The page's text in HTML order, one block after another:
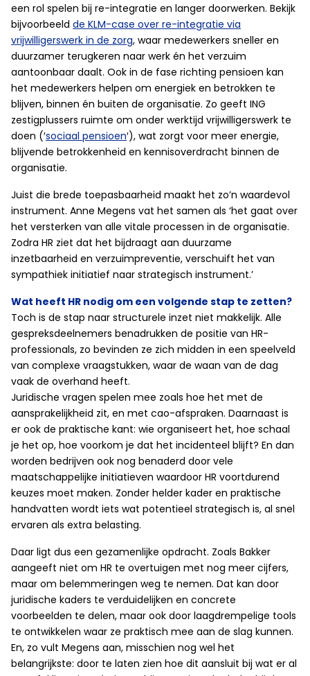
een rol spelen bij re-integratie en langer doorwerken. Bekijk
bijvoorbeeld de KLM-case over re-integratie via
vrijwilligerswerk in de zorg, waar medewerkers sneller en
duurzamer terugkeren naar werk én het verzuim
aantoonbaar daalt. Ook in de fase richting pensioen kan
het medewerkers helpen om energiek en betrokken te
blijven, binnen én buiten de organisatie. Zo geeft ING
zestigplussers ruimte om onder werktijd vrijwilligerswerk te
doen (′sociaal pensioen′), wat zorgt voor meer energie,
blijvende betrokkenheid en kennisoverdracht binnen de
organisatie.
Juist die brede toepasbaarheid maakt het zo’n waardevol
instrument. Anne Megens vat het samen als ‘het gaat over
het versterken van alle vitale processen in de organisatie.
Zodra HR ziet dat het bijdraagt aan duurzame
inzetbaarheid en verzuimpreventie, verschuift het van
sympathiek initiatief naar strategisch instrument.’
Wat heeft HR nodig om een volgende stap te zetten?
Toch is de stap naar structurele inzet niet makkelijk. Alle
gespreksdeelnemers benadrukken de positie van HR-
professionals, zo bevinden ze zich midden in een speelveld
van complexe vraagstukken, waar de waan van de dag
vaak de overhand heeft.
Juridische vragen spelen mee zoals hoe het met de
aansprakelijkheid zit, en met cao-afspraken. Daarnaast is
er ook de praktische kant: wie organiseert het, hoe schaal
je het op, hoe voorkom je dat het incidenteel blijft? En dan
worden bedrijven ook nog benaderd door vele
maatschappelijke initiatieven waardoor HR voortdurend
keuzes moet maken. Zonder helder kader en praktische
handvatten wordt iets wat potentieel strategisch is, al snel
ervaren als extra belasting.
Daar ligt dus een gezamenlijke opdracht. Zoals Bakker
aangeeft niet om HR te overtuigen met nog meer cijfers,
maar om belemmeringen weg te nemen. Dat kan door
juridische kaders te verduidelijken en concrete
voorbeelden te delen, maar ook door laagdrempelige tools
te ontwikkelen waar ze praktisch mee aan de slag kunnen.
En, zo vult Megens aan, misschien nog wel het
belangrijkste: door te laten zien hoe dit aansluit bij wat er al